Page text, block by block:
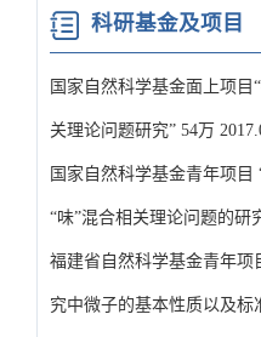
科研基金及项目
国家自然科学基金面上项目
关理论问题研究” 54万
国家自然科学基金青年项
“味”混合相关理论问题的研
福建省自然科学基金青年项
究中微子的基本性质以及标